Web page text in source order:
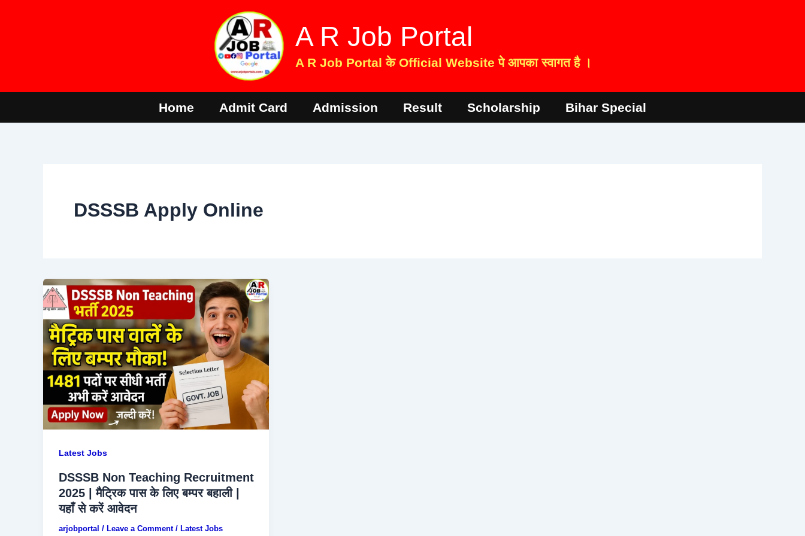
A R Job Portal
A R Job Portal के Official Website पे आपका स्वागत है ।
Home Admit Card Admission Result Scholarship Bihar Special
DSSSB Apply Online
Latest Jobs
DSSSB Non Teaching Recruitment
2025 | मैट्रिक पास के लिए बम्पर बहाली |
यहाँ से करें आवेदन
arjobportal / Leave a Comment / Latest Jobs